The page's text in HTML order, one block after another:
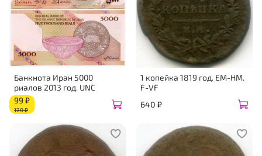
Банкнота Иран 5000
риалов 2013 год. UNC
99 ₽
120 ₽
1 копейка 1819 год. ЕМ-НМ.
F-VF
640 ₽